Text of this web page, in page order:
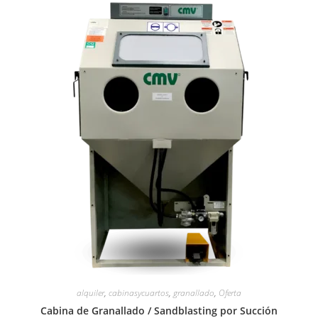
alquiler, cabinasycuartos, granallado, Oferta
Cabina de Granallado / Sandblasting por Succión